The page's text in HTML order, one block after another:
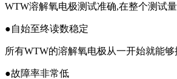
WTW溶解氧电极测试准确,在整个测试
●自始至终读数稳定
所有WTW的溶解氧电极从一开始就能
●故障率非常低